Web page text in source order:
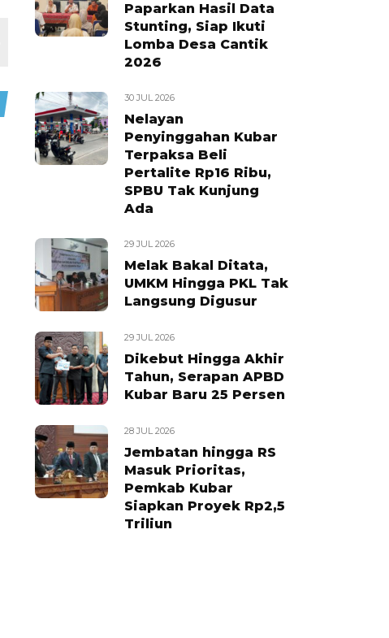
Paparkan Hasil Data
Stunting, Siap Ikuti
Lomba Desa Cantik
2026
30 JUL 2026
Nelayan
Penyinggahan Kubar
Terpaksa Beli
Pertalite Rp16 Ribu,
SPBU Tak Kunjung
Ada
29 JUL 2026
Melak Bakal Ditata,
UMKM Hingga PKL Tak
Langsung Digusur
29 JUL 2026
Dikebut Hingga Akhir
Tahun, Serapan APBD
Kubar Baru 25 Persen
28 JUL 2026
Jembatan hingga RS
Masuk Prioritas,
Pemkab Kubar
Siapkan Proyek Rp2,5
Triliun